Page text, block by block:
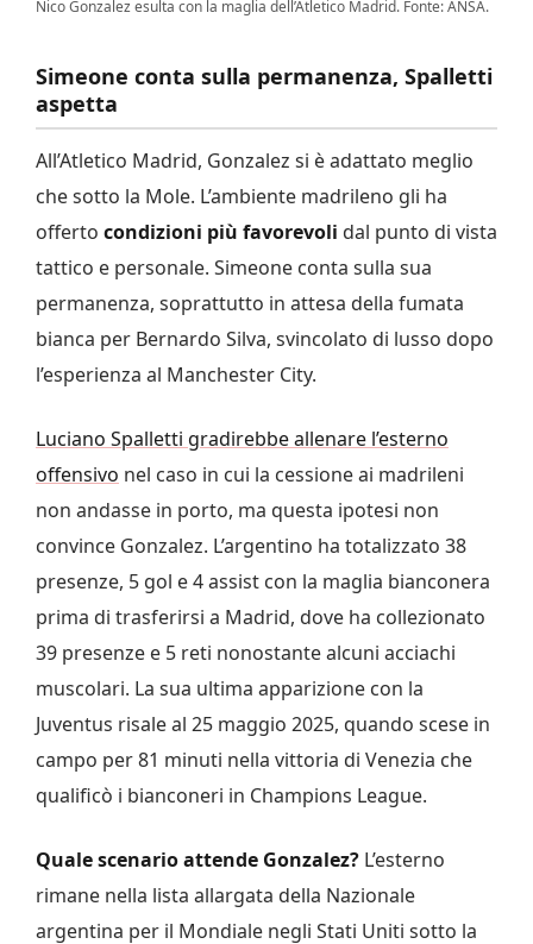
Nico Gonzalez esulta con la maglia dell’Atletico Madrid. Fonte: ANSA.
Simeone conta sulla permanenza, Spalletti
aspetta
All’Atletico Madrid, Gonzalez si è adattato meglio
che sotto la Mole. L’ambiente madrileno gli ha
offerto condizioni più favorevoli dal punto di vista
tattico e personale. Simeone conta sulla sua
permanenza, soprattutto in attesa della fumata
bianca per Bernardo Silva, svincolato di lusso dopo
l’esperienza al Manchester City.
Luciano Spalletti gradirebbe allenare l’esterno
offensivo nel caso in cui la cessione ai madrileni
non andasse in porto, ma questa ipotesi non
convince Gonzalez. L’argentino ha totalizzato 38
presenze, 5 gol e 4 assist con la maglia bianconera
prima di trasferirsi a Madrid, dove ha collezionato
39 presenze e 5 reti nonostante alcuni acciachi
muscolari. La sua ultima apparizione con la
Juventus risale al 25 maggio 2025, quando scese in
campo per 81 minuti nella vittoria di Venezia che
qualificò i bianconeri in Champions League.
Quale scenario attende Gonzalez? L’esterno
rimane nella lista allargata della Nazionale
argentina per il Mondiale negli Stati Uniti sotto la